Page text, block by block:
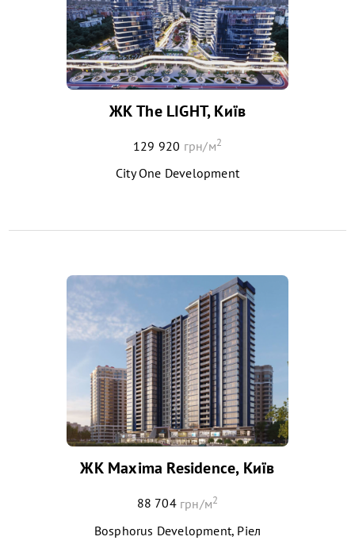
ЖК The LIGHT, Київ
129 920 грн/м2
City One Development
ЖК Maxima Residence, Київ
88 704 грн/м2
Bosphorus Development, Ріел